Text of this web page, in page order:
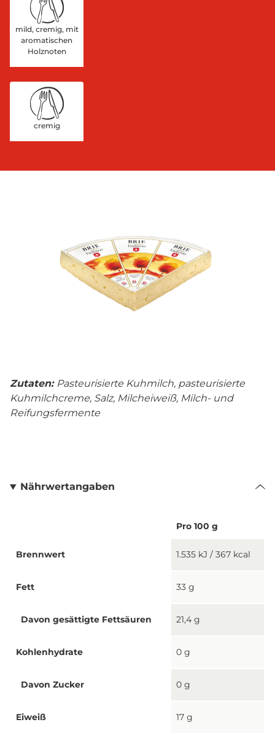
mild, cremig, mit
aromatischen
Holznoten
cremig
Zutaten: Pasteurisierte Kuhmilch, pasteurisierte
Kuhmilchcreme, Salz, Milcheiweiß, Milch- und
Reifungsfermente​
Nährwertangaben
Pro 100 g
Brennwert 1.535 kJ / 367 kcal
Fett 33 g
Davon gesättigte Fettsäuren 21,4 g
Kohlenhydrate 0 g
Davon Zucker 0 g
Eiweiß 17 g